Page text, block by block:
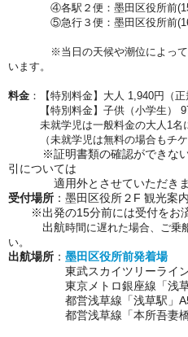
④各駅２便：墨田区役所前
⑤急行３便：墨田区役所前
※当日の天候や潮位によっ
います。
料金 ：【特別料金】大人 1,940円（
【特別料金】子供（小学生） 970
未就学児は一般料金の大人1名
（未就学児は無料の場合もチケ
※証明書類の確認ができない
引については
適用外とさせていただきま
受付場所 ：墨田区役所２F 観光案
※出発の15分前には受付をお済
出航時間に遅れた場合、ご乗
い。
出航場所 ： 墨田区役所前発着場
東武スカイツリーライン「
東京メトロ銀座線「浅草駅
都営浅草線「浅草駅」A5
都営浅草線「本所吾妻橋駅